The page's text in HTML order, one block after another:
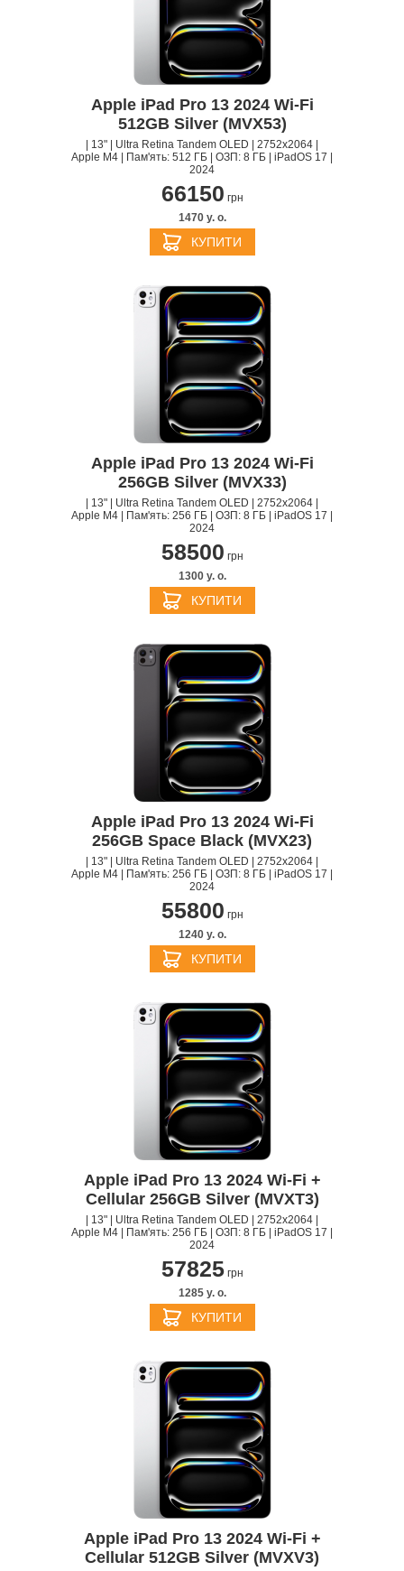
Apple iPad Pro 13 2024 Wi-Fi
512GB Silver (MVX53)
| 13" | Ultra Retina Tandem OLED | 2752x2064 |
Apple M4 | Пам'ять: 512 ГБ | ОЗП: 8 ГБ | iPadOS 17 |
2024
66150 грн
1470 y. о.
КУПИТИ
Apple iPad Pro 13 2024 Wi-Fi
256GB Silver (MVX33)
| 13" | Ultra Retina Tandem OLED | 2752x2064 |
Apple M4 | Пам'ять: 256 ГБ | ОЗП: 8 ГБ | iPadOS 17 |
2024
58500 грн
1300 y. о.
КУПИТИ
Apple iPad Pro 13 2024 Wi-Fi
256GB Space Black (MVX23)
| 13" | Ultra Retina Tandem OLED | 2752x2064 |
Apple M4 | Пам'ять: 256 ГБ | ОЗП: 8 ГБ | iPadOS 17 |
2024
55800 грн
1240 y. о.
КУПИТИ
Apple iPad Pro 13 2024 Wi-Fi +
Cellular 256GB Silver (MVXT3)
| 13" | Ultra Retina Tandem OLED | 2752x2064 |
Apple M4 | Пам'ять: 256 ГБ | ОЗП: 8 ГБ | iPadOS 17 |
2024
57825грн
1285 y. о.
КУПИТИ
Apple iPad Pro 13 2024 Wi-Fi +
Cellular 512GB Silver (MVXV3)